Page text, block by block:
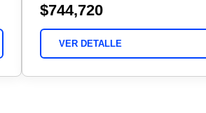
$744,720
VER DETALLE